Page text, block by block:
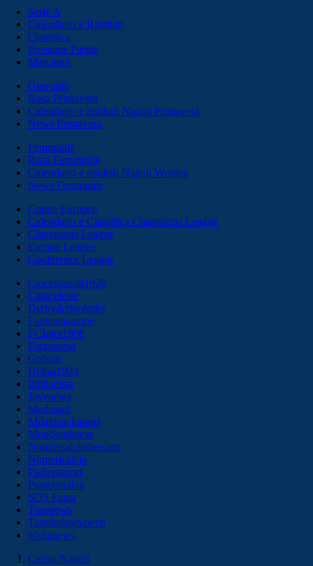
Serie A
Calendario e Risultati
Classifica
Prossime Partite
Marcatori
Giovanili
Rosa Primavera
Calendario e risultati Napoli Primavera
News Primavera
Femminile
Rosa Femminile
Calendario e risultati Napoli Women
News Femminile
Coppe Europee
Calendario e Classifica Champions League
Champions League
Europa League
Conference League
Calcionapoli1926
Cittaceleste
Derbyderbyderby
Fantamagazine
FCInter1908
Forzaroma
Golssip
Hellas1903
Ilmilanista
Juvenews
Mediagol
Milanistichannel
Mondoudinese
Notiziecalciomercato
Numericalcio
Padovasport
Pianetamilan
SOS Fanta
Toronews
Tuttobolognaweb
Violanews
Calcio Napoli